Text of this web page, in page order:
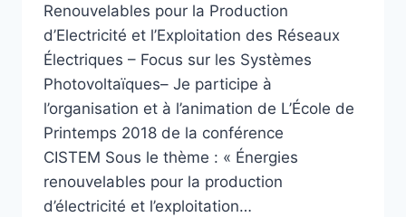
Renouvelables pour la Production
d’Electricité et l’Exploitation des Réseaux
Électriques – Focus sur les Systèmes
Photovoltaïques– Je participe à
l’organisation et à l’animation de L’École de
Printemps 2018 de la conférence
CISTEM Sous le thème : « Énergies
renouvelables pour la production
d’électricité et l’exploitation…